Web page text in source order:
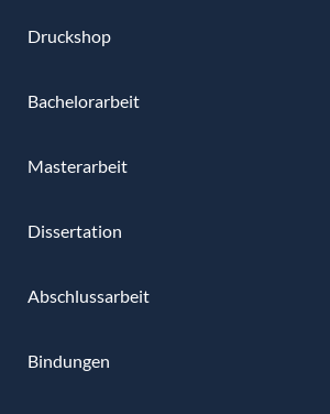
Druckshop
Bachelorarbeit
Masterarbeit
Dissertation
Abschlussarbeit
Bindungen